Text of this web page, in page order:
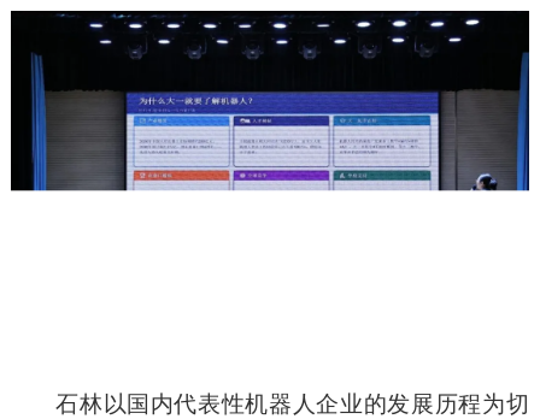
石林以国内代表性机器人企业的发展历程为切